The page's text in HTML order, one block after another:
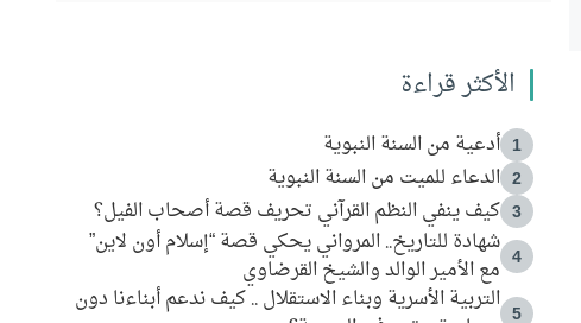
الأكثر قراءة
1 أدعية من السنة النبوية
2 الدعاء للميت من السنة النبوية
3 كيف ينفي النظم القرآني تحريف قصة أصحاب الفيل؟
4
شهادة للتاريخ.. المرواني يحكي قصة “إسلام أون لاين”
مع الأمير الوالد والشيخ القرضاوي
5
التربية الأسرية وبناء الاستقلال .. كيف ندعم أبناءنا دون